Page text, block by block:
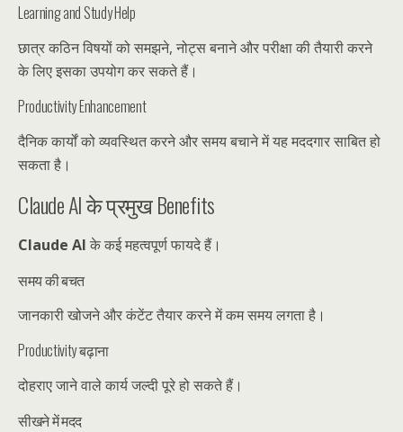
Learning and Study Help
छात्र कठिन विषयों को समझने, नोट्स बनाने और परीक्षा की तैयारी करने
के लिए इसका उपयोग कर सकते हैं।
Productivity Enhancement
दैनिक कार्यों को व्यवस्थित करने और समय बचाने में यह मददगार साबित हो
सकता है।
Claude AI के प्रमुख Benefits
Claude AI के कई महत्वपूर्ण फायदे हैं।
समय की बचत
जानकारी खोजने और कंटेंट तैयार करने में कम समय लगता है।
Productivity बढ़ाना
दोहराए जाने वाले कार्य जल्दी पूरे हो सकते हैं।
सीखने में मदद